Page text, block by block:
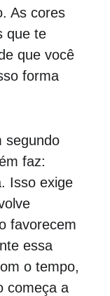
As cores
que te
que você
forma
segundo
faz:
Isso exige
favorecem
essa
o tempo,
começa a